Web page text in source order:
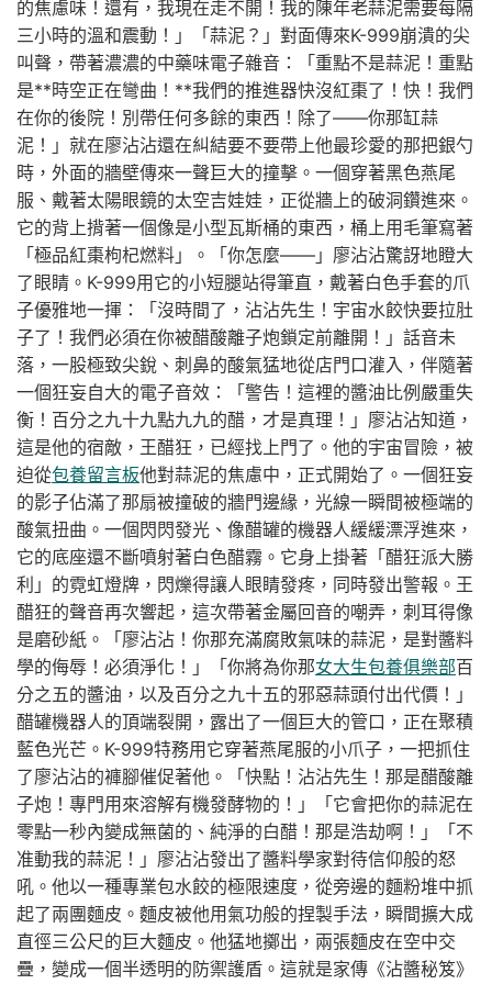
的焦慮味！還有，我現在走不開！我的陳年老蒜泥需要每隔
三小時的溫和震動！」「蒜泥？」對面傳來K-999崩潰的尖
叫聲，帶著濃濃的中藥味電子雜音：「重點不是蒜泥！重點
是**時空正在彎曲！**我們的推進器快沒紅棗了！快！我們
在你的後院！別帶任何多餘的東西！除了——你那缸蒜
泥！」就在廖沾沾還在糾結要不要帶上他最珍愛的那把銀勺
時，外面的牆壁傳來一聲巨大的撞擊。一個穿著黑色燕尾
服、戴著太陽眼鏡的太空吉娃娃，正從牆上的破洞鑽進來。
它的背上揹著一個像是小型瓦斯桶的東西，桶上用毛筆寫著
「極品紅棗枸杞燃料」。「你怎麼——」廖沾沾驚訝地瞪大
了眼睛。K-999用它的小短腿站得筆直，戴著白色手套的爪
子優雅地一揮：「沒時間了，沾沾先生！宇宙水餃快要拉肚
子了！我們必須在你被醋酸離子炮鎖定前離開！」話音未
落，一股極致尖銳、刺鼻的酸氣猛地從店門口灌入，伴隨著
一個狂妄自大的電子音效：「警告！這裡的醬油比例嚴重失
衡！百分之九十九點九九的醋，才是真理！」廖沾沾知道，
這是他的宿敵，王醋狂，已經找上門了。他的宇宙冒險，被
迫從包養留言板他對蒜泥的焦慮中，正式開始了。一個狂妄
的影子佔滿了那扇被撞破的牆門邊緣，光線一瞬間被極端的
酸氣扭曲。一個閃閃發光、像醋罐的機器人緩緩漂浮進來，
它的底座還不斷噴射著白色醋霧。它身上掛著「醋狂派大勝
利」的霓虹燈牌，閃爍得讓人眼睛發疼，同時發出警報。王
醋狂的聲音再次響起，這次帶著金屬回音的嘲弄，刺耳得像
是磨砂紙。「廖沾沾！你那充滿腐敗氣味的蒜泥，是對醬料
學的侮辱！必須淨化！」「你將為你那女大生包養俱樂部百
分之五的醬油，以及百分之九十五的邪惡蒜頭付出代價！」
醋罐機器人的頂端裂開，露出了一個巨大的管口，正在聚積
藍色光芒。K-999特務用它穿著燕尾服的小爪子，一把抓住
了廖沾沾的褲腳催促著他。「快點！沾沾先生！那是醋酸離
子炮！專門用來溶解有機發酵物的！」「它會把你的蒜泥在
零點一秒內變成無菌的、純淨的白醋！那是浩劫啊！」「不
准動我的蒜泥！」廖沾沾發出了醬料學家對待信仰般的怒
吼。他以一種專業包水餃的極限速度，從旁邊的麵粉堆中抓
起了兩團麵皮。麵皮被他用氣功般的捏製手法，瞬間擴大成
直徑三公尺的巨大麵皮。他猛地擲出，兩張麵皮在空中交
疊，變成一個半透明的防禦護盾。這就是家傳《沾醬秘笈》